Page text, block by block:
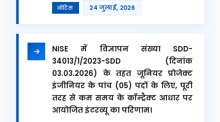
नोटिस 24 जुलाई, 2026
NISE में विज्ञापन संख्या SDD-
34013/1/2023-SDD (दिनांक
03.03.2026) के तहत जूनियर प्रोजेक्ट
इंजीनियर के पांच (05) पदों के लिए, पूरी
तरह से कम समय के कॉन्ट्रैक्ट आधार पर
आयोजित इंटरव्यू का परिणाम।